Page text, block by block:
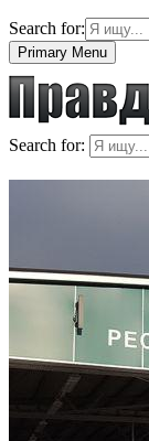
Search for:
Primary Menu
Search for: